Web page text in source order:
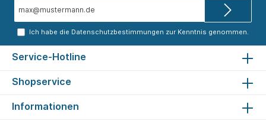
Adresse*
Ich habe die Datenschutzbestimmungen zur Kenntnis genommen.
Service-Hotline
Shopservice
Informationen